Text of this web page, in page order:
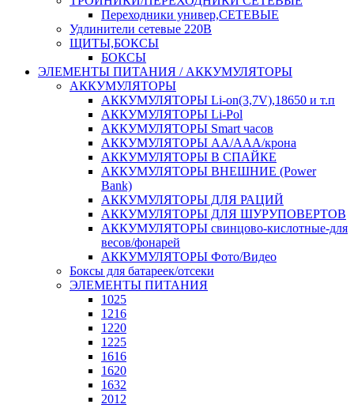
Переходники универ,СЕТЕВЫЕ
Удлинители сетевые 220В
ЩИТЫ,БОКСЫ
БОКСЫ
ЭЛЕМЕНТЫ ПИТАНИЯ / АККУМУЛЯТОРЫ
АККУМУЛЯТОРЫ
АККУМУЛЯТОРЫ Li-on(3,7V),18650 и т.п
АККУМУЛЯТОРЫ Li-Pol
АККУМУЛЯТОРЫ Smart часов
АККУМУЛЯТОРЫ АА/ААА/крона
АККУМУЛЯТОРЫ В СПАЙКЕ
АККУМУЛЯТОРЫ ВНЕШНИЕ (Power
Bank)
АККУМУЛЯТОРЫ ДЛЯ РАЦИЙ
АККУМУЛЯТОРЫ ДЛЯ ШУРУПОВЕРТОВ
АККУМУЛЯТОРЫ свинцово-кислотные-для
весов/фонарей
АККУМУЛЯТОРЫ Фото/Видео
Боксы для батареек/отсеки
ЭЛЕМЕНТЫ ПИТАНИЯ
1025
1216
1220
1225
1616
1620
1632
2012